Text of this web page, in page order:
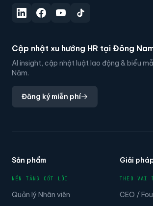
Cập nhật xu hướng HR tại Đông
AI insight, cập nhật luật lao động & biểu
Năm.
Đăng ký miễn phí
Sản phẩm
NỀN TẢNG CỐT LÕI
Quản lý Nhân viên
Giải
THEO VAI
CEO /